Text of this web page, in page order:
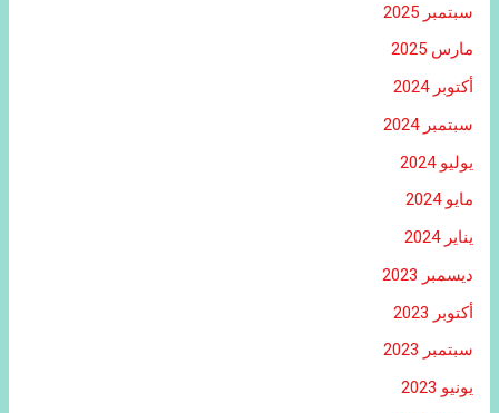
سبتمبر 2025
مارس 2025
أكتوبر 2024
سبتمبر 2024
يوليو 2024
مايو 2024
يناير 2024
ديسمبر 2023
أكتوبر 2023
سبتمبر 2023
يونيو 2023